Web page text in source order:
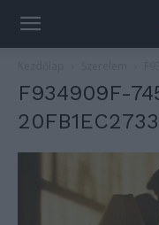
F934909F-